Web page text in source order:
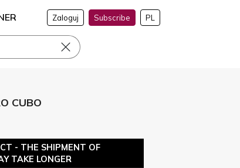
Zaloguj Subscribe PL
CUBO
- THE SHIPMENT OF
TAKE LONGER